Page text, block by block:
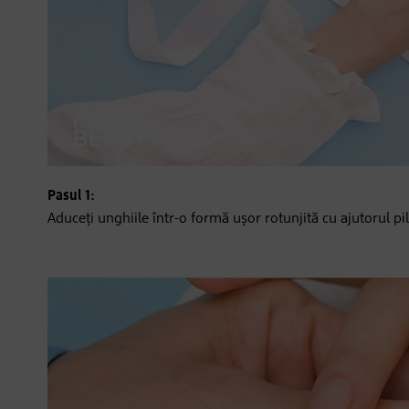
Pasul 1:
Aduceți unghiile într-o formă ușor rotunjită cu ajutorul